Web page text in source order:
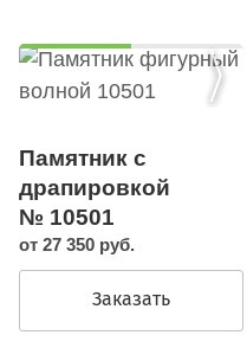
Памятник с
драпировкой
№ 10501
от 27 350 руб.
Заказать